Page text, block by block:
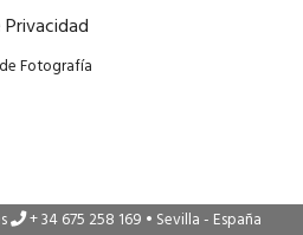
Fotografía
+ 34 675 258 169 • Sevilla - España